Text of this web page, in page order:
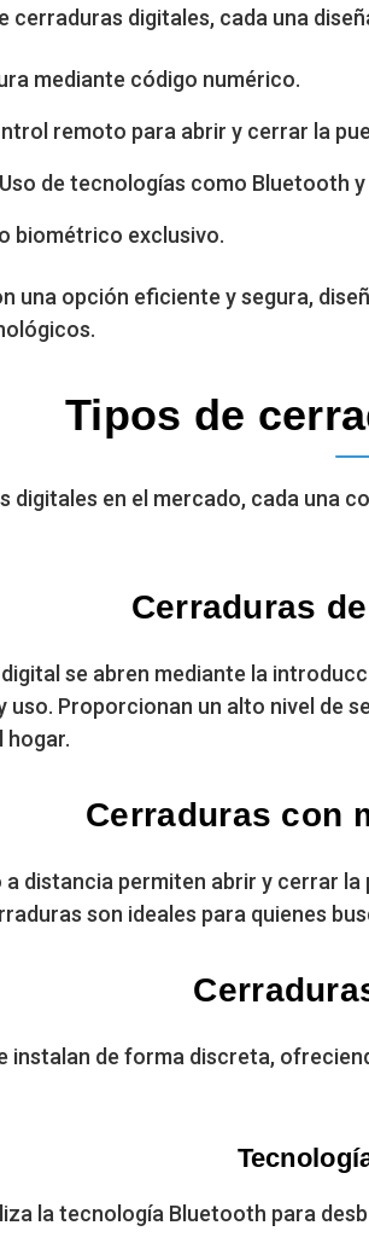
cerraduras digitales, cada una
mediante código numérico.
remoto para abrir y cerrar la
Uso de tecnologías como Bluetooth
biométrico exclusivo.
una opción eficiente y segura,
Tipos de
digitales en el mercado, cada una
Cerraduras
se abren mediante la
uso. Proporcionan un alto nivel de
hogar.
Cerraduras con
distancia permiten abrir y cerrar
son ideales para quienes
instalan de forma discreta,
la tecnología Bluetooth para